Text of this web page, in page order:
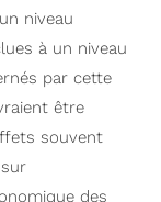
niveau
à un niveau
par cette
être
souvent
des